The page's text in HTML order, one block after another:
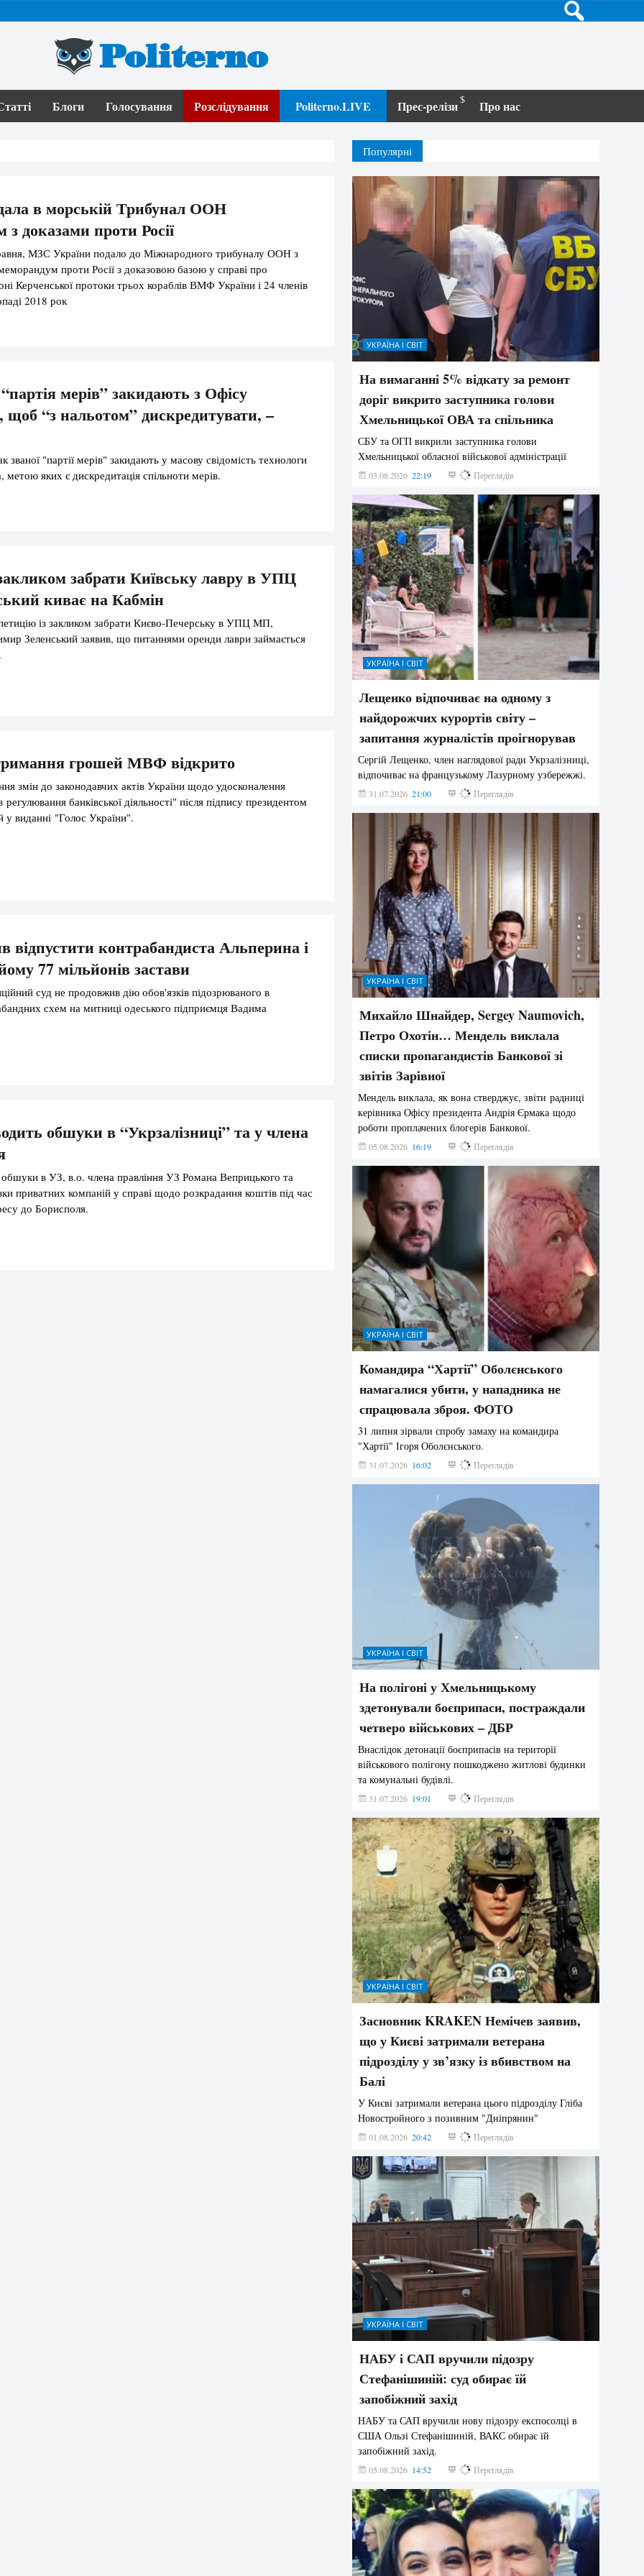
Politerno
Блоги Голосування Розслідування Politerno.LIVE Прес-релізи Про нас
в морській Трибунал ООН
доказами проти Росії
МЗС України подало до Міжнародного трибуналу ООН з
проти Росії з доказовою базою у справі про
Керченської протоки трьох кораблів ВМФ України і 24 членів
2018 рок
мерів” закидають з Офісу
щоб “з нальотом” дискредитувати, –
званої "партії мерів" закидають у масову свідомість технологи
метою яких є дискредитація спільноти мерів.
забрати Київську лавру в УПЦ
киває на Кабмін
із закликом забрати Києво-Печерську в УПЦ МП,
Зеленський заявив, що питаннями оренди лаври займається
грошей МВФ відкрито
змін до законодавчих актів України щодо удосконалення
регулювання банківської діяльності" після підпису президентом
у виданні "Голос України".
відпустити контрабандиста Альперина і
77 мільйонів застави
суд не продовжив дію обов'язків підозрюваного в
схем на митниці одеського підприємця Вадима
обшуки в “Укрзалізниці” та у члена
в УЗ, в.о. члена правління УЗ Романа Веприцького та
приватних компаній у справі щодо розкрадання коштів під час
до Борисполя.
Популярні
УКРАЇНА І СВІТ
На вимаганні 5% відкату за ремонт
доріг викрито заступника голови
Хмельницької ОВА та спільника
СБУ та ОГП викрили заступника голови
Хмельницької обласної військової адміністрації
03.08.2026 22:19 855 Переглядів
УКРАЇНА І СВІТ
Лещенко відпочиває на одному з
найдорожчих курортів світу –
запитання журналістів проігнорував
Сергій Лещенко, член наглядової ради Укрзалізниці,
відпочиває на французькому Лазурному узбережжі.
31.07.2026 21:00 217 Переглядів
УКРАЇНА І СВІТ
Михайло Шнайдер, Sergey Naumovich,
Петро Охотін… Мендель виклала
списки пропагандистів Банкової зі
звітів Зарівної
Мендель виклала, як вона стверджує, звіти радниці
керівника Офісу президента Андрія Єрмака щодо
роботи проплачених блогерів Банкової.
05.08.2026 16:19 208 Переглядів
УКРАЇНА І СВІТ
Командира “Хартії” Оболєнського
намагалися убити, у нападника не
спрацювала зброя. ФОТО
31 липня зірвали спробу замаху на командира
"Хартії" Ігоря Оболєнського.
31.07.2026 16:02 200 Переглядів
УКРАЇНА І СВІТ
На полігоні у Хмельницькому
здетонували боєприпаси, постраждали
четверо військових – ДБР
Внаслідок детонації боєприпасів на території
військового полігону пошкоджено житлові будинки
та комунальні будівлі.
31.07.2026 19:01 193 Переглядів
УКРАЇНА І СВІТ
Засновник KRAKEN Немічев заявив,
що у Києві затримали ветерана
підрозділу у зв’язку із вбивством на
Балі
У Києві затримали ветерана цього підрозділу Гліба
Новостройного з позивним "Дніпрянин"
01.08.2026 20:42 185 Переглядів
УКРАЇНА І СВІТ
НАБУ і САП вручили підозру
Стефанішиній: суд обирає їй
запобіжний захід
НАБУ та САП вручили нову підозру експосолці в
США Ользі Стефанішиній, ВАКС обирає їй
запобіжний захід.
05.08.2026 14:52 148 Переглядів